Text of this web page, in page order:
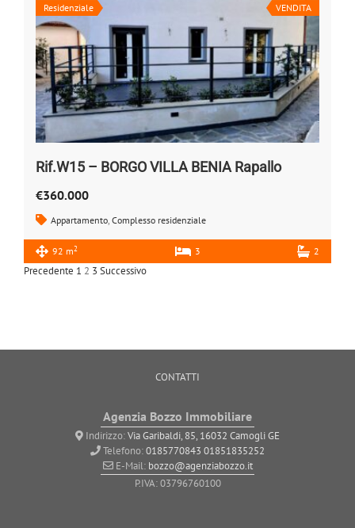
Residenziale VENDITA
Rif.W15 – BORGO VILLA BENIA Rapallo
€360.000
Appartamento, Complesso residenziale
92 m2 3 2
Precedente 1 2 3 Successivo
CONTATTI
Agenzia Bozzo Immobiliare
Indirizzo:Via Garibaldi, 85, 16032 Camogli GE
Telefono:0185770843 01851835252
E-Mail: bozzo@agenziabozzo.it
P.IVA: 03796760100